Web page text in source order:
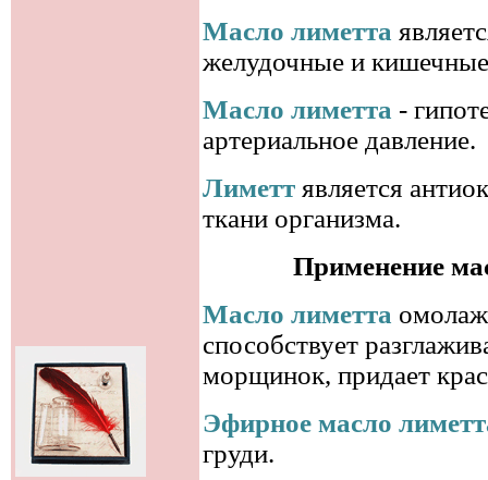
Масло лиметта
желудочные и
Масло лиметта -
артериальное давление.
Лиметт является
ткани организма.
Применение
Масло лиметта
способствует
морщинок, придает
Эфирное масло
груди.